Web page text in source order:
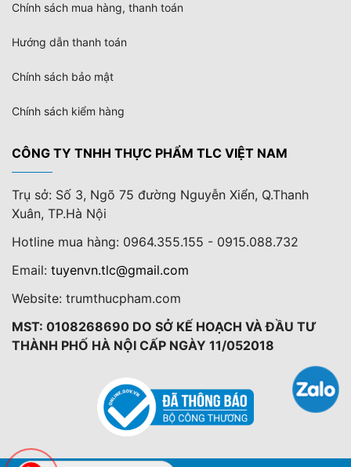
Chính sách mua hàng, thanh toán
Hướng dẫn thanh toán
Chính sách bảo mật
Chính sách kiểm hàng
CÔNG TY TNHH THỰC PHẨM TLC VIỆT NAM
Trụ sở: Số 3, Ngõ 75 đường Nguyễn Xiển, Q.Thanh
Xuân, TP.Hà Nội
Hotline mua hàng: 0964.355.155 - 0915.088.732
Email: tuyenvn.tlc@gmail.com
Website: trumthucpham.com
MST: 0108268690 DO SỞ KẾ HOẠCH VÀ ĐẦU TƯ
THÀNH PHỐ HÀ NỘI CẤP NGÀY 11/052018